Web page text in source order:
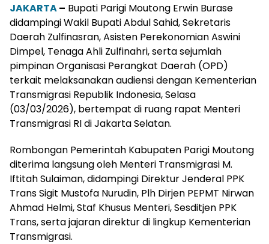
JAKARTA– Bupati Parigi Moutong Erwin Burase
didampingi Wakil Bupati Abdul Sahid, Sekretaris
Daerah Zulfinasran, Asisten Perekonomian Aswini
Dimpel, Tenaga Ahli Zulfinahri, serta sejumlah
pimpinan Organisasi Perangkat Daerah (OPD)
terkait melaksanakan audiensi dengan Kementerian
Transmigrasi Republik Indonesia, Selasa
(03/03/2026), bertempat di ruang rapat Menteri
Transmigrasi RI di Jakarta Selatan.
Rombongan Pemerintah Kabupaten Parigi Moutong
diterima langsung oleh Menteri Transmigrasi M.
Iftitah Sulaiman, didampingi Direktur Jenderal PPK
Trans Sigit Mustofa Nurudin, Plh Dirjen PEPMT Nirwan
Ahmad Helmi, Staf Khusus Menteri, Sesditjen PPK
Trans, serta jajaran direktur di lingkup Kementerian
Transmigrasi.